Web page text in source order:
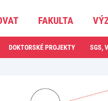
FAKULTA
DOKTORSKÉ PROJEKTY SGS,